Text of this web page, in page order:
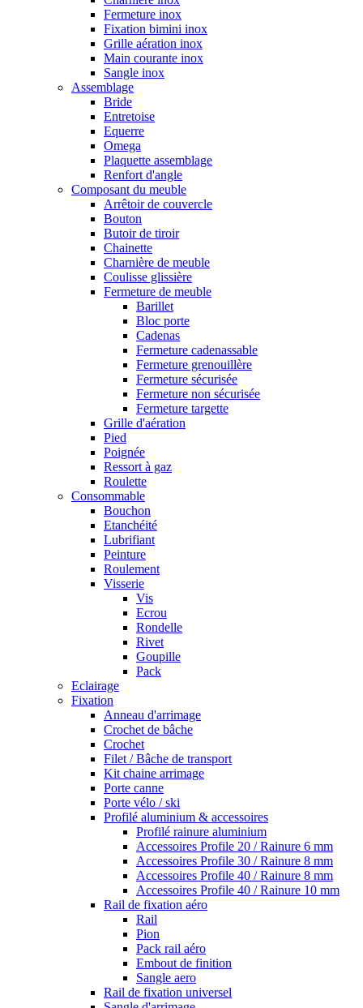
Fermeture inox
Fixation bimini inox
Grille aération inox
Main courante inox
Sangle inox
Assemblage
Bride
Entretoise
Equerre
Omega
Plaquette assemblage
Renfort d'angle
Composant du meuble
Arrêtoir de couvercle
Bouton
Butoir de tiroir
Chainette
Charnière de meuble
Coulisse glissière
Fermeture de meuble
Barillet
Bloc porte
Cadenas
Fermeture cadenassable
Fermeture grenouillère
Fermeture sécurisée
Fermeture non sécurisée
Fermeture targette
Grille d'aération
Pied
Poignée
Ressort à gaz
Roulette
Consommable
Bouchon
Etanchéité
Lubrifiant
Peinture
Roulement
Visserie
Vis
Ecrou
Rondelle
Rivet
Goupille
Pack
Eclairage
Fixation
Anneau d'arrimage
Crochet de bâche
Crochet
Filet / Bâche de transport
Kit chaine arrimage
Porte canne
Porte vélo / ski
Profilé aluminium & accessoires
Profilé rainure aluminium
Accessoires Profile 20 / Rainure 6 mm
Accessoires Profile 30 / Rainure 8 mm
Accessoires Profile 40 / Rainure 8 mm
Accessoires Profile 40 / Rainure 10 mm
Rail de fixation aéro
Rail
Pion
Pack rail aéro
Embout de finition
Sangle aero
Rail de fixation universel